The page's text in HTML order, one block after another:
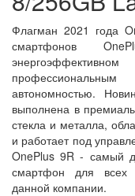
Флагман 2021 года
смартфонов
автономностью.
выполнена в
стекла и металла,
и работает под
OnePlus 9R - самый
смартфон для всех
данной компании.